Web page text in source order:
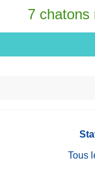
7 chatons
Tous